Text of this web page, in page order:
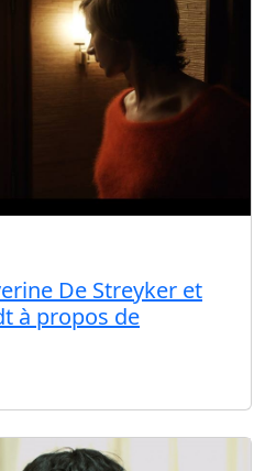
De Streyker et
à propos de